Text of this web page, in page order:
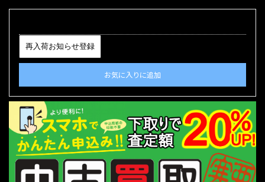
再入荷お知らせ登録
お気に入りに追加